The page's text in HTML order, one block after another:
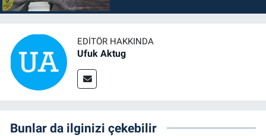
EDITÖR HAKKINDA
Ufuk Aktug
Bunlar da ilginizi çekebilir